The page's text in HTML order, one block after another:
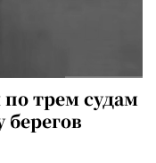
трем судам